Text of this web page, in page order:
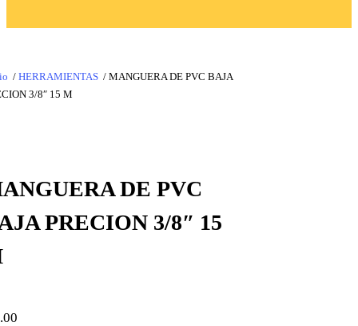
/ HERRAMIENTAS / MANGUERA DE PVC BAJA
3/8″ 15 M
DE PVC
PRECION 3/8″ 15